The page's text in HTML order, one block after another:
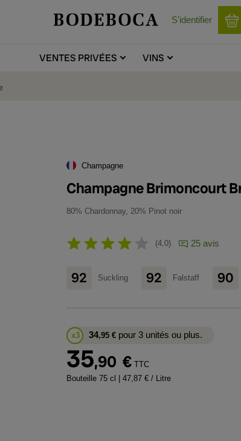
S'identifier
VENTES PRIVÉES VINS
Champagne
Champagne Brimoncourt
80% Chardonnay, 20% Pinot noir
4,0 25 avis
92 Suckling 92 Falstaff 90
x3 34,95 € pour 3 unités ou plus.
35,90 € TTC
Bouteille 75 cl | 47,87 € / Litre